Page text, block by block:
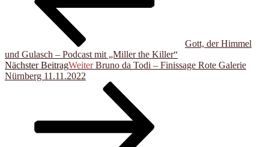
Gott, der Himmel
und Gulasch – Podcast mit „Miller the Killer“
Nächster BeitragWeiter Bruno da Todi – Finissage Rote Galerie
Nürnberg 11.11.2022